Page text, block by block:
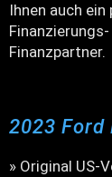
Ihnen auch
Finanzpartner.
2023
» Original US-